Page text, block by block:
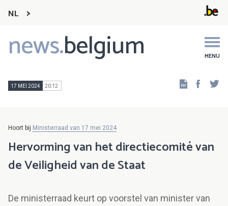
NL
news.belgium MENU
Main
navigation
17 MEI 2024 20:12
Hoort bij Ministerraad van 17 mei 2024
Hervorming van het directiecomité van
de Veiligheid van de Staat
De ministerraad keurt op voorstel van minister van